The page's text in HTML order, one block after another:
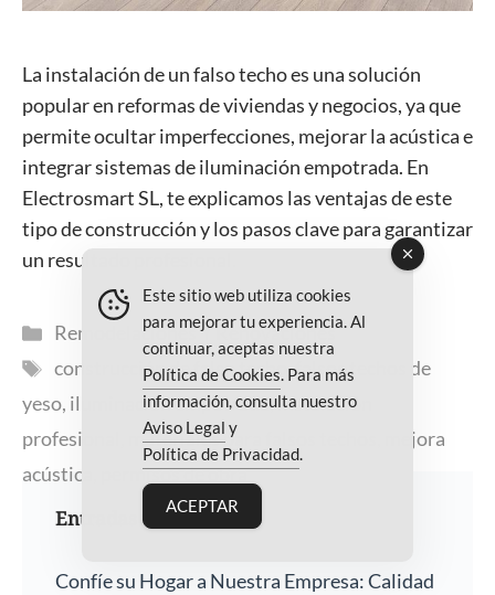
La instalación de un falso techo es una solución
popular en reformas de viviendas y negocios, ya que
permite ocultar imperfecciones, mejorar la acústica e
integrar sistemas de iluminación empotrada. En
Electrosmart SL, te explicamos las ventajas de este
tipo de construcción y los pasos clave para garantizar
un resultado profesional.
Categorías
Remodelaciones Y Renovaciones
Etiquetas
construcción de falso techo ,falsos techos de
yeso, iluminación empotrada,instalación
profesional
materiales para falsos techos
mejora
acústica
permisos de obra
Entradas recientes
Confíe su Hogar a Nuestra Empresa: Calidad
Este sitio web utiliza cookies
para mejorar tu experiencia. Al
continuar, aceptas nuestra
Política de Cookies . Para más
información, consulta nuestro
Aviso Legal y
Política de Privacidad
ACEPTAR